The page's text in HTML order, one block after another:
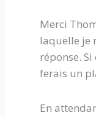
Merci
laquelle je
réponse.
ferais un
En